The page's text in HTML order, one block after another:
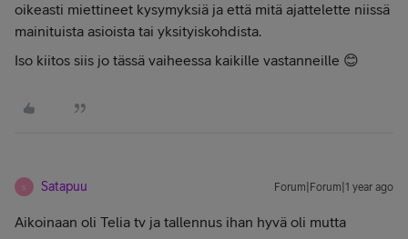
oikeasti miettineet kysymyksiä ja että mitä ajattelette niissä
mainituista asioista tai yksityiskohdista.
Iso kiitos siis jo tässä vaiheessa kaikille vastanneille 😊
S Satapuu Forum|Forum|1 year ago
Aikoinaan oli Telia tv ja tallennus ihan hyvä oli mutta